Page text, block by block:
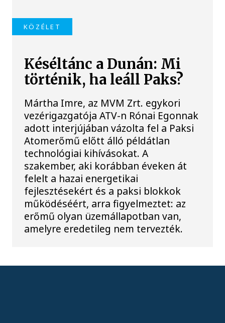
KÖZÉLET
Késéltánc a Dunán: Mi
történik, ha leáll Paks?
Mártha Imre, az MVM Zrt. egykori
vezérigazgatója ATV-n Rónai Egonnak
adott interjújában vázolta fel a Paksi
Atomerőmű előtt álló példátlan
technológiai kihívásokat. A
szakember, aki korábban éveken át
felelt a hazai energetikai
fejlesztésekért és a paksi blokkok
működéséért, arra figyelmeztet: az
erőmű olyan üzemállapotban van,
amelyre eredetileg nem tervezték.